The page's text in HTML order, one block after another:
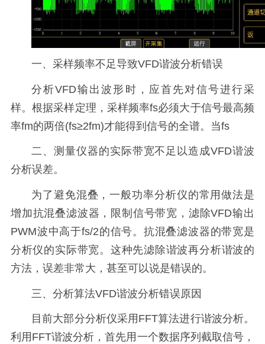
一、采样频率不足导致VFD谐波分析错误
分析VFD输出波形时，应首先对信号进行采
样。根据采样定理，采样频率fs必须大于信号最高频
率fm的两倍(fs≥2fm)才能得到信号的全谱。当fs
二、测量仪器的实际带宽不足以造成VFD谐波
分析误差。
为了避免混叠，一般功率分析仪的常用做法是
增加抗混叠滤波器，限制信号带宽，滤除VFD输出
PWM波中高于fs/2的信号。抗混叠滤波器的带宽是
分析仪的实际带宽。这种先滤除谐波再分析谐波的
方法，误差非常大，甚至可以说是错误的。
三、分析算法VFD谐波分析错误原因
目前大部分分析仪采用FFT算法进行谐波分析。
利用FFT谐波分析，首先用一个数据序列截取信号，